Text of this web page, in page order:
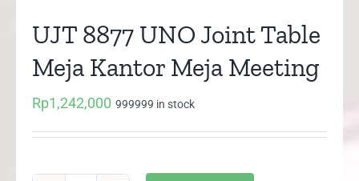
UJT 8877 UNO Joint Table
Meja Kantor Meja Meeting
Rp1,242,000 999999 in stock